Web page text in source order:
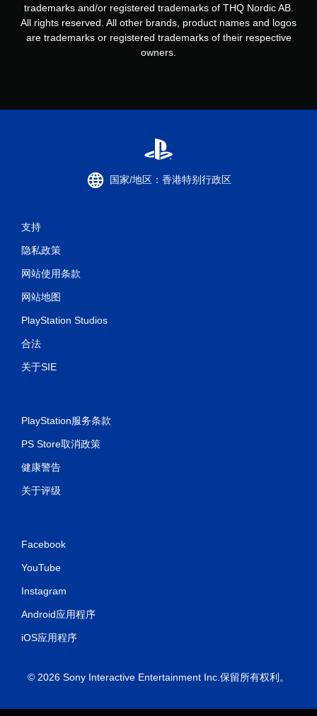
trademarks and/or registered trademarks of THQ Nordic AB.
All rights reserved. All other brands, product names and logos
are trademarks or registered trademarks of their respective
owners.
国家/地区：香港特别行政区
支持
隐私政策
网站使用条款
网站地图
PlayStation Studios
合法
关于SIE
PlayStation服务条款
PS Store取消政策
健康警告
关于评级
Facebook
YouTube
Instagram
Android应用程序
iOS应用程序
© 2026 Sony Interactive Entertainment Inc.保留所有权利。